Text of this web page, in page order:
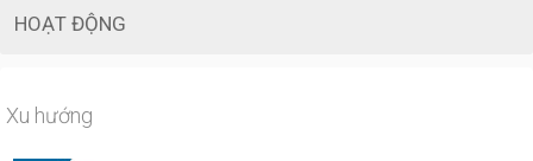
HOẠT ĐỘNG
Xu hướng